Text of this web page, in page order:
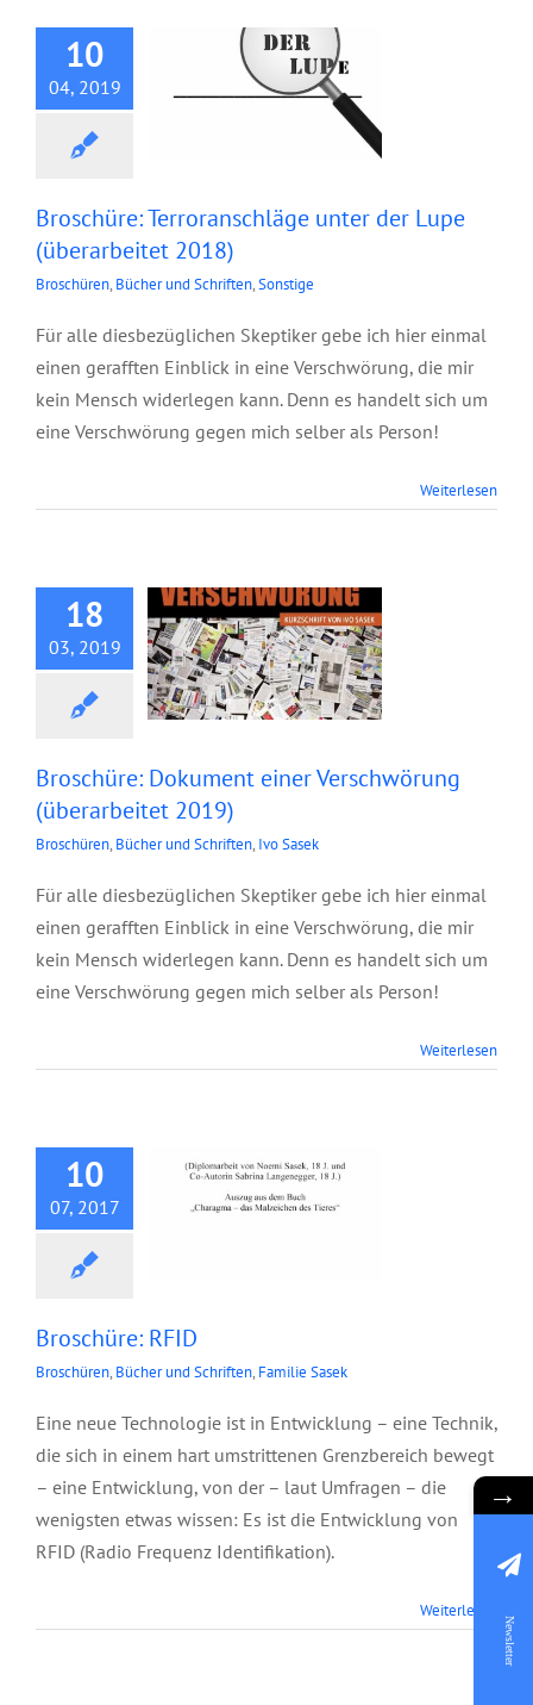
10
04, 2019
(überarbeitet 2018)
Broschüre: Terroranschläge unter der Lupe
(überarbeitet 2018)
Broschüren, Bücher und Schriften,Sonstige
Für alle diesbezüglichen Skeptiker gebe ich hier einmal
einen gerafften Einblick in eine Verschwörung, die mir
kein Mensch widerlegen kann. Denn es handelt sich um
eine Verschwörung gegen mich selber als Person!
Weiterlesen
18
03, 2019
Dokument einer
(überarbeitet 2019)
Broschüre: Dokument einer Verschwörung
(überarbeitet 2019)
Broschüren, Bücher und Schriften, Ivo Sasek
Für alle diesbezüglichen Skeptiker gebe ich hier einmal
einen gerafften Einblick in eine Verschwörung, die mir
kein Mensch widerlegen kann. Denn es handelt sich um
eine Verschwörung gegen mich selber als Person!
Weiterlesen
10
07, 2017
Broschüre: RFID
Broschüren, Bücher und Schriften, Familie Sasek
Eine neue Technologie ist in Entwicklung – eine Technik,
die sich in einem hart umstrittenen Grenzbereich bewegt
– eine Entwicklung, von der – laut Umfragen – die
wenigsten etwas wissen: Es ist die Entwicklung von
RFID (Radio Frequenz Identifikation).
Weiterlesen
→
Newsletter